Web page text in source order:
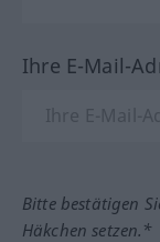
Ihre E-Mail-
Bitte bestätigen
Häkchen setzen.*